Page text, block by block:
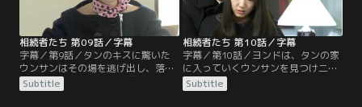
相続者たち 第09話／字幕
字幕／第9話／タンのキスに驚いた
ウンサンはその場を逃げ出し、落と
してしまったウンサンの携帯電話を
タンが拾う。ヨンドは、ウンサンの
Subtitle
相続者たち 第10話／字幕
字幕／第10話／ヨンドは、タンの家
に入っていくウンサンを見つけ二人
の関係について聞き、タンはウンサ
ンと付き合っていると話してしま
Subtitle